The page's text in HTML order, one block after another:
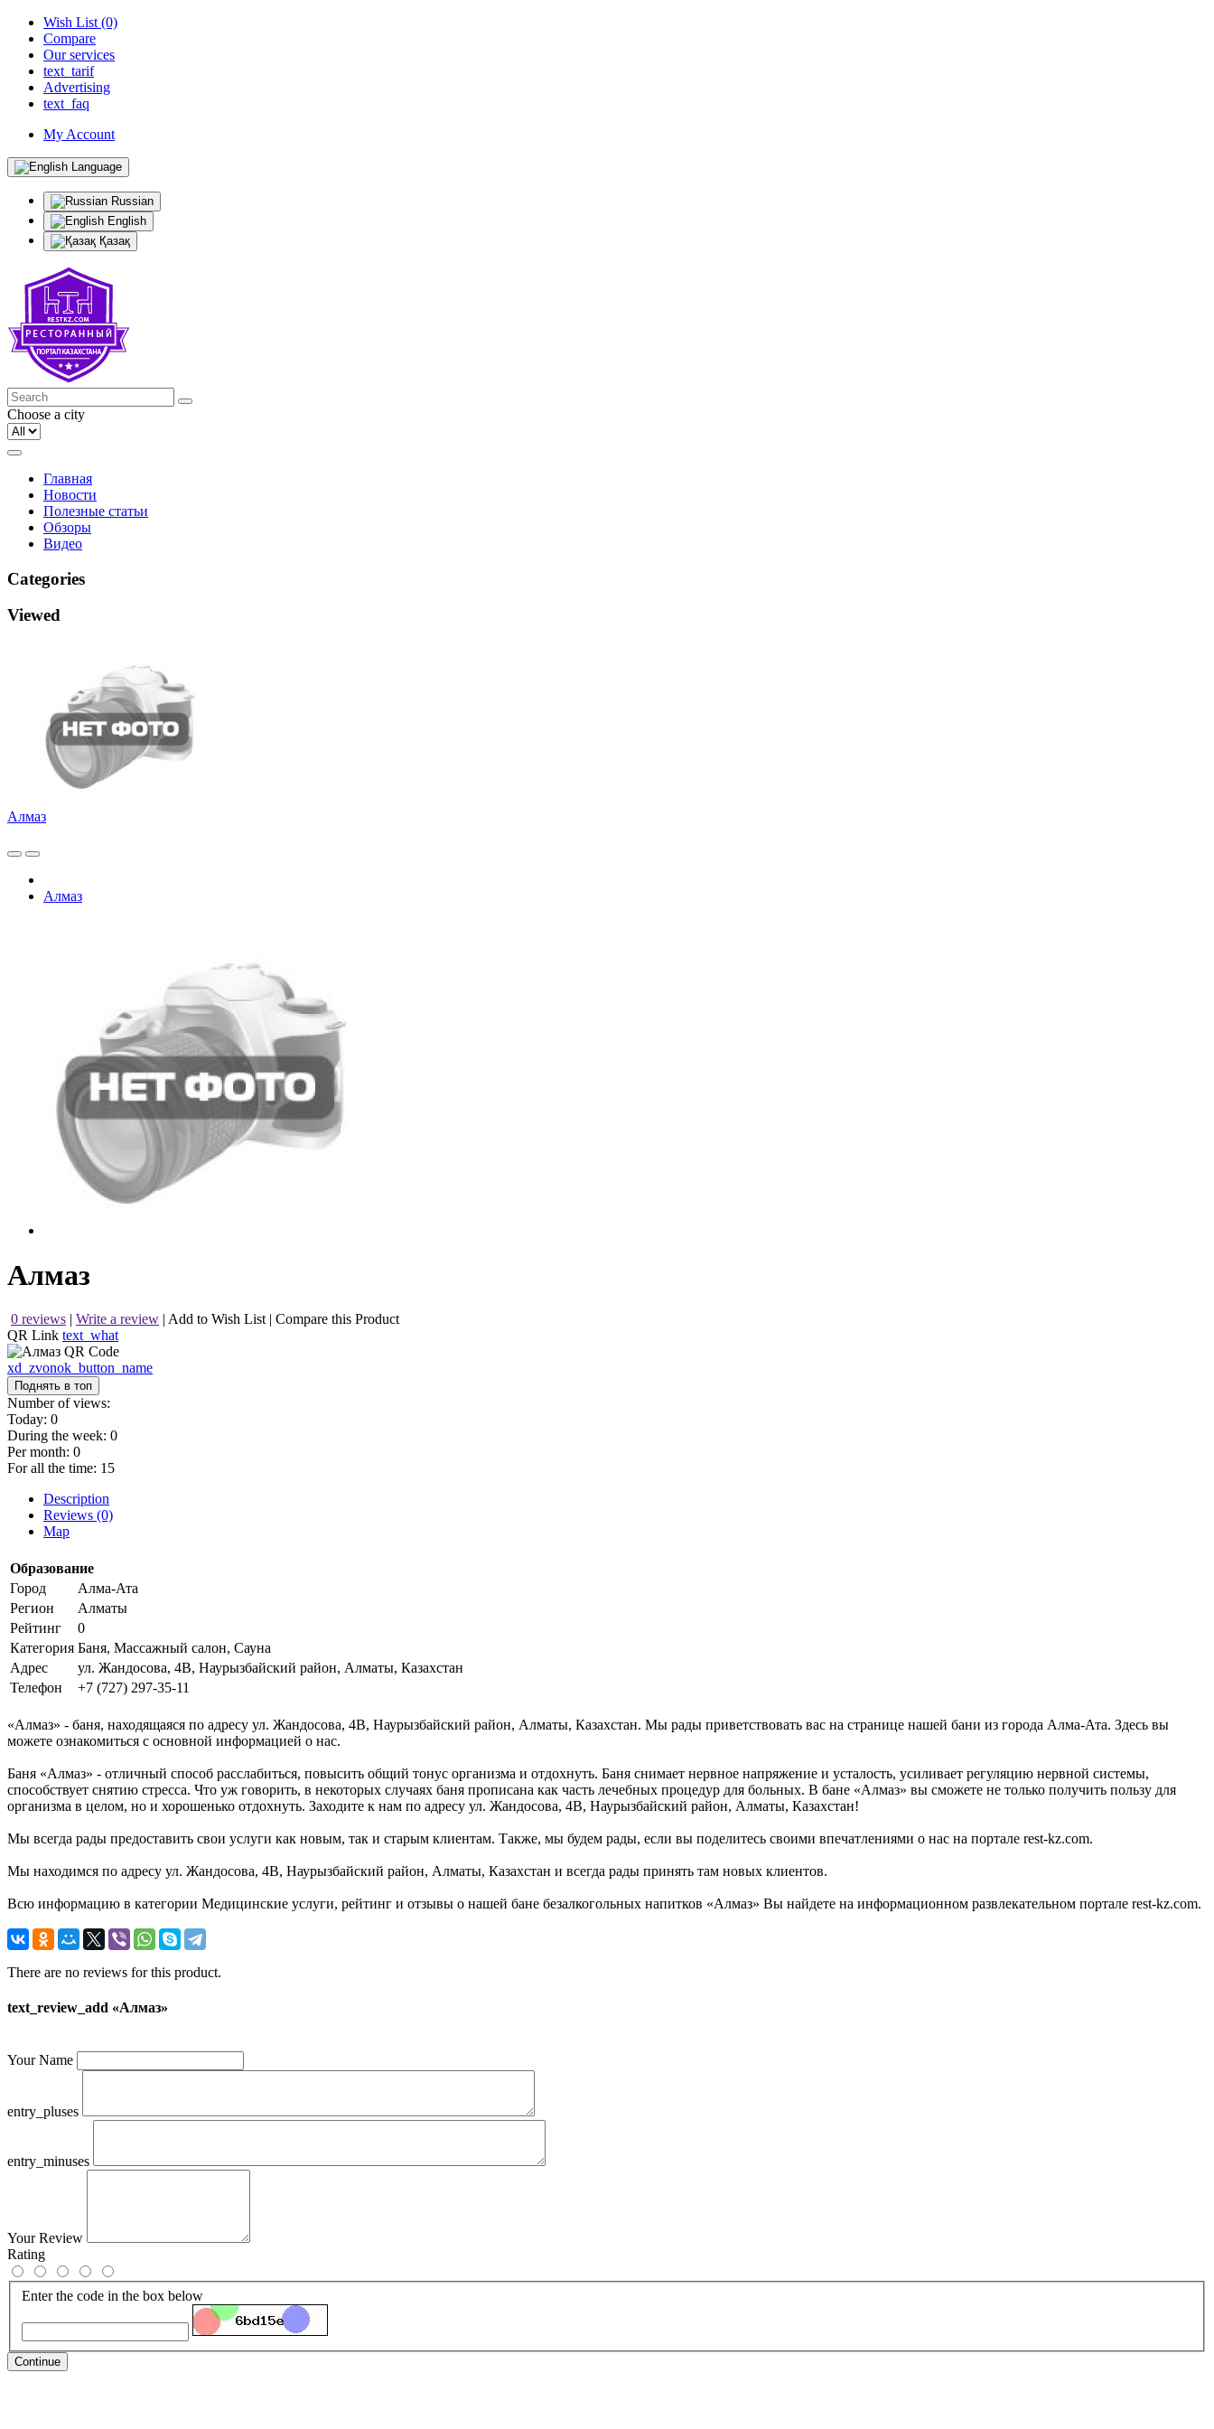
Wish List (0)
Compare
Our services
text_tarif
Advertising
text_faq
My Account
Language
Russian
English
Қазақ
Choose a city
Главная
Новости
Полезные статьи
Обзоры
Видео
Categories
Viewed
Алмаз
Алмаз
Алмаз
0 reviews | Write a review | Add to Wish List | Compare this Product
QR Link text_what
xd_zvonok_button_name
Поднять в топ
Number of views:
Today: 0
During the week: 0
Per month: 0
For all the time: 15
Description
Reviews (0)
Map
Образование
Город
Алма-Ата
Регион
Алматы
Рейтинг
0
Категория Баня, Массажный салон, Сауна
Адрес
ул. Жандосова, 4В, Наурызбайский район, Алматы, Казахстан
Телефон
+7 (727) 297-35-11
«Алмаз» - баня, находящаяся по адресу ул. Жандосова, 4В, Наурызбайский район, Алматы, Казахстан. Мы рады приветствовать вас на странице нашей бани из города Алма-Ата. Здесь вы
можете ознакомиться с основной информацией о нас.
Баня «Алмаз» - отличный способ расслабиться, повысить общий тонус организма и отдохнуть. Баня снимает нервное напряжение и усталость, усиливает регуляцию нервной системы,
способствует снятию стресса. Что уж говорить, в некоторых случаях баня прописана как часть лечебных процедур для больных. В бане «Алмаз» вы сможете не только получить пользу для
организма в целом, но и хорошенько отдохнуть. Заходите к нам по адресу ул. Жандосова, 4В, Наурызбайский район, Алматы, Казахстан!
Мы всегда рады предоставить свои услуги как новым, так и старым клиентам. Также, мы будем рады, если вы поделитесь своими впечатлениями о нас на портале rest-kz.com.
Мы находимся по адресу ул. Жандосова, 4В, Наурызбайский район, Алматы, Казахстан и всегда рады принять там новых клиентов.
Всю информацию в категории Медицинские услуги, рейтинг и отзывы о нашей бане безалкогольных напитков «Алмаз» Вы найдете на информационном развлекательном портале rest-kz.com.
There are no reviews for this product.
text_review_add «Алмаз»
Your Name
entry_pluses
entry_minuses
Your Review
Rating
Enter the code in the box below
Continue